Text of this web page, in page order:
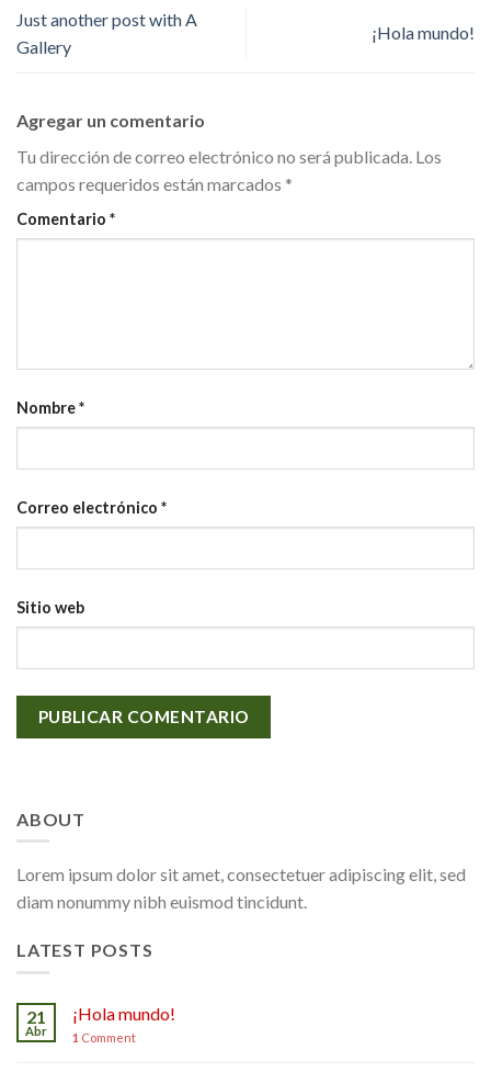
Just another post with A
Gallery
¡Hola mundo!
Agregar un comentario
Tu dirección de correo electrónico no será publicada. Los
campos requeridos están marcados *
Comentario *
Nombre*
Correo electrónico *
Sitio web
ABOUT
Lorem ipsum dolor sit amet, consectetuer adipiscing elit, sed
diam nonummy nibh euismod tincidunt.
LATEST POSTS
21
Abr
¡Hola mundo!
1 Comment